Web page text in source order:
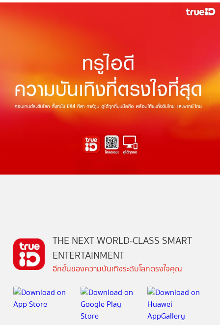
THE NEXT WORLD-CLASS SMART
ENTERTAINMENT
อีกขั้นของความบันเทิงระดับโลกตรงใจคุณ